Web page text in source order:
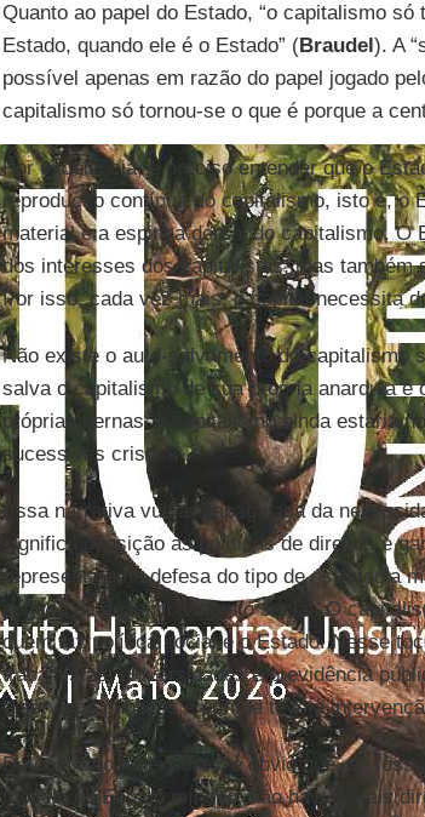
Quanto ao papel do Estado, “o capitalismo
Estado, quando ele é o Estado” (Braudel). A
possível apenas em razão do papel jogado
capitalismo só tornou-se o que é porque a
Por excelência, é preciso entender que o
reprodução contínua do capitalismo, isto é, o
material e a espinha dorsal do capitalismo. O
dos interesses dos capitalistas, mas também
Por isso, cada vez mais, o capital necessita
Não existe o auto-salvamento do capitalismo
salva o capitalismo de sua própria anarquia
próprias pernas, o capitalismo ainda estaria
sucessivas crises.
Essa narrativa vulgar papagaiada da
significa oposição às políticas de direitos e
representa uma defesa do tipo de estratégia
política de desenvolvimento social. O
quem faz política social é o Estado. Nesse
trabalhistas, universidades e previdência
e serviços públicos é porque teve a
Do contrário ao exposto, é óbvio que, se
modelo de Estado mínimo, não haveria tais